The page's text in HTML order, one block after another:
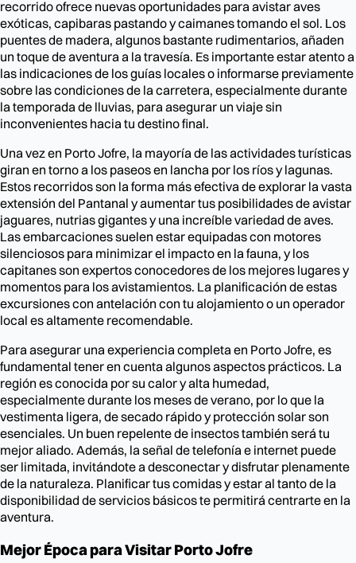
recorrido ofrece nuevas oportunidades para avistar aves
exóticas, capibaras pastando y caimanes tomando el sol. Los
puentes de madera, algunos bastante rudimentarios, añaden
un toque de aventura a la travesía. Es importante estar atento a
las indicaciones de los guías locales o informarse previamente
sobre las condiciones de la carretera, especialmente durante
la temporada de lluvias, para asegurar un viaje sin
inconvenientes hacia tu destino final.
Una vez en Porto Jofre, la mayoría de las actividades turísticas
giran en torno a los paseos en lancha por los ríos y lagunas.
Estos recorridos son la forma más efectiva de explorar la vasta
extensión del Pantanal y aumentar tus posibilidades de avistar
jaguares, nutrias gigantes y una increíble variedad de aves.
Las embarcaciones suelen estar equipadas con motores
silenciosos para minimizar el impacto en la fauna, y los
capitanes son expertos conocedores de los mejores lugares y
momentos para los avistamientos. La planificación de estas
excursiones con antelación con tu alojamiento o un operador
local es altamente recomendable.
Para asegurar una experiencia completa en Porto Jofre, es
fundamental tener en cuenta algunos aspectos prácticos. La
región es conocida por su calor y alta humedad,
especialmente durante los meses de verano, por lo que la
vestimenta ligera, de secado rápido y protección solar son
esenciales. Un buen repelente de insectos también será tu
mejor aliado. Además, la señal de telefonía e internet puede
ser limitada, invitándote a desconectar y disfrutar plenamente
de la naturaleza. Planificar tus comidas y estar al tanto de la
disponibilidad de servicios básicos te permitirá centrarte en la
aventura.
Mejor Época para Visitar Porto Jofre